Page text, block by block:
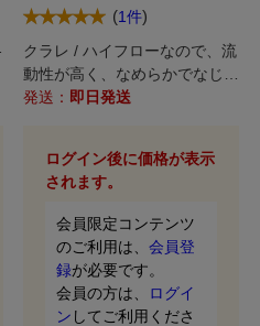
(1件)
クラレ / ハイフローなので、流
動性が高く、なめらかでなじみ
易い。
発送： 即日発送
ログイン後に価格が表示
されます。
会員限定コンテンツ
のご利用は、 会員登
録が必要です。
会員の方は、
ログイ
ン してご利用くださ